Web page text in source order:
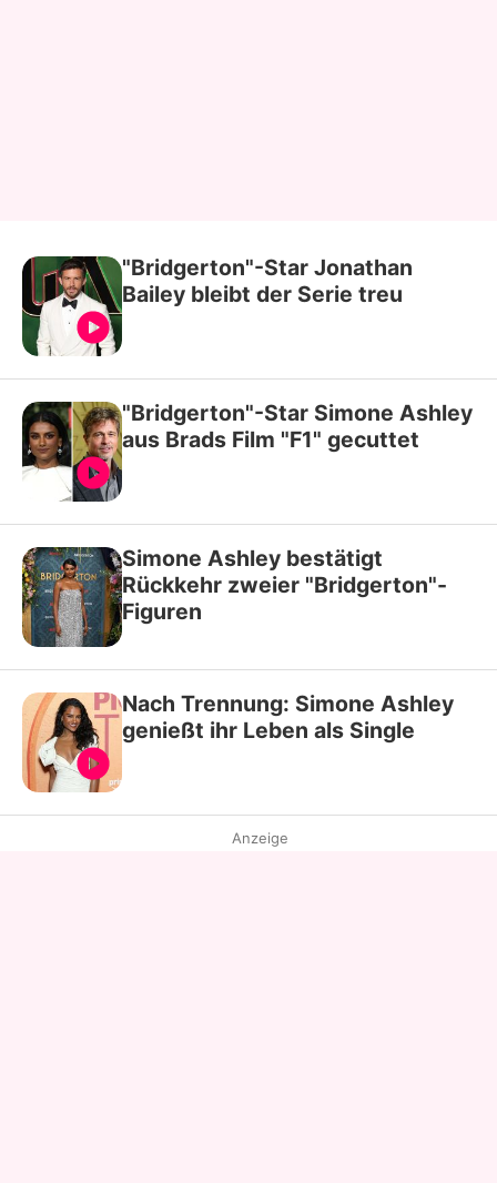
"Bridgerton"-Star Jonathan
Bailey bleibt der Serie treu
"Bridgerton"-Star Simone Ashley
aus Brads Film "F1" gecuttet
Simone Ashley bestätigt
Rückkehr zweier "Bridgerton"-
Figuren
Nach Trennung: Simone Ashley
genießt ihr Leben als Single
Anzeige